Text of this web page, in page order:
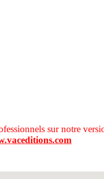
sur notre